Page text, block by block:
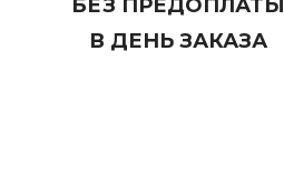
БЕЗ ПРЕДОПЛАТЫ
В ДЕНЬ ЗАКАЗА